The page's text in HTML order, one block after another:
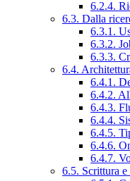
6.2.4.
6.3. Dalla
6.3.1.
6.3.2.
6.3.3.
6.4.
6.4.1.
6.4.2.
6.4.3.
6.4.4.
6.4.5.
6.4.6.
6.4.7.
6.5. Scrittura